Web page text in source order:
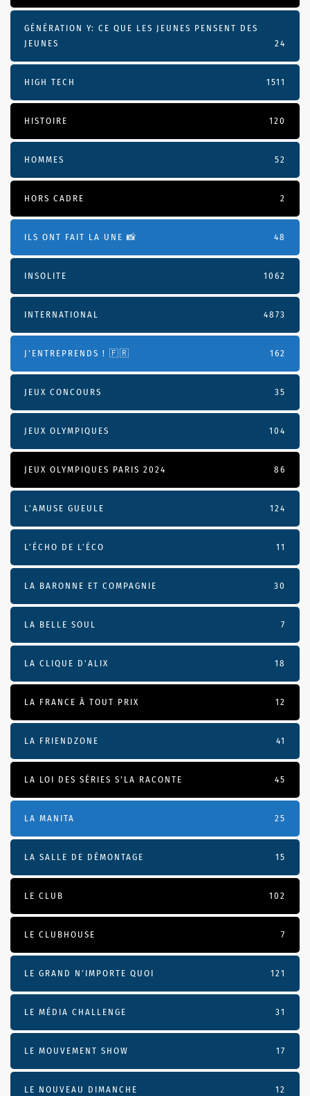
GÉNÉRATION Y: CE QUE LES JEUNES PENSENT DES
JEUNES
24
HIGH TECH 1511
HISTOIRE 120
HOMMES 52
HORS CADRE 2
ILS ONT FAIT LA UNE 📸 48
INSOLITE 1062
INTERNATIONAL 4873
J'ENTREPRENDS ! 🇫🇷 162
JEUX CONCOURS 35
JEUX OLYMPIQUES 104
JEUX OLYMPIQUES PARIS 2024 86
L'AMUSE GUEULE 124
L’ÉCHO DE L’ÉCO 11
LA BARONNE ET COMPAGNIE 30
LA BELLE SOUL 7
LA CLIQUE D'ALIX 18
LA FRANCE À TOUT PRIX 12
LA FRIENDZONE 41
LA LOI DES SÉRIES S'LA RACONTE 45
LA MANITA 25
LA SALLE DE DÉMONTAGE 15
LE CLUB 102
LE CLUBHOUSE 7
LE GRAND N’IMPORTE QUOI 121
LE MÉDIA CHALLENGE 31
LE MOUVEMENT SHOW 17
LE NOUVEAU DIMANCHE 12